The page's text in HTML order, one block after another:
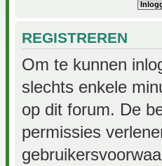
REGISTREREN
Om te kunnen
slechts enkele
op dit forum. De
permissies